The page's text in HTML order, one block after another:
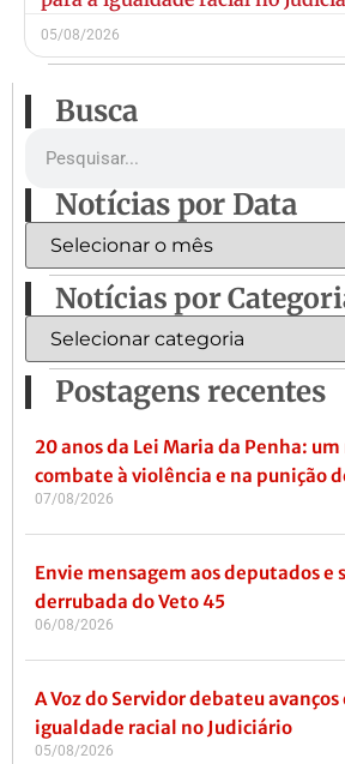
05/08/2026
Busca
Notícias por Data
Notícias por
Postagens recentes
20 anos da Lei Maria da Penha:
combate à violência e na punição
07/08/2026
Envie mensagem aos deputados e
derrubada do Veto 45
06/08/2026
A Voz do Servidor debateu avanços
igualdade racial no Judiciário
05/08/2026